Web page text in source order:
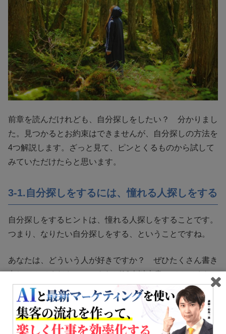
前章を読んだけれども、自分探しをしたい？ 分かりまし
た。見つかるとお約束はできませんが、自分探しの方法を
4つ解説します。ざっと見て、ピンとくるものから試して
みていただけたらと思います。
3-1.自分探しをするには、憧れる人探しをする
自分探しをするヒントは、憧れる人探しをすることです。
つまり、なりたい自分探しをする、ということですね。
あなたは、どういう人が好きですか？ ぜひたくさん書き
出してみてください。できれば10人以上書いてみてくだ
さい。
次に、それぞれの人の、どういうところにあこがれるの
か、共通点を考えてみてください。その共通点こそが、あ